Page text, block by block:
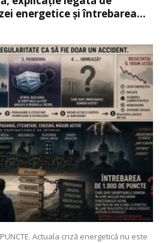
energetice și întrebarea...
PUNCTE. Actuala criză energetică nu este